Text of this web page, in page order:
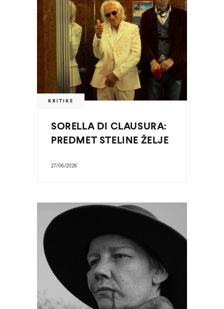
KRITIKE
SORELLA DI CLAUSURA:
PREDMET STELINE ŽELJE
27/06/2026